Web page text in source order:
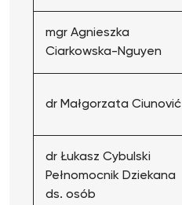
mgr Agnieszka
Ciarkowska-Nguyen
dr Małgorzata Ciunović
dr Łukasz Cybulski
Pełnomocnik Dziekana
ds. osób